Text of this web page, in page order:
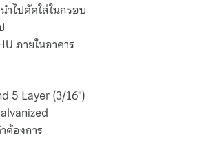
ไปตัดใส่ในกรอบ
ภายในอาคาร
5 Layer (3/16")
ต้องการ